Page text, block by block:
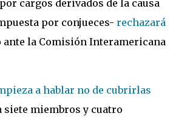
por cargos derivados de la causa
por conjueces- rechazará
ante la Comisión Interamericana
a hablar no de cubrirlas
siete miembros y cuatro